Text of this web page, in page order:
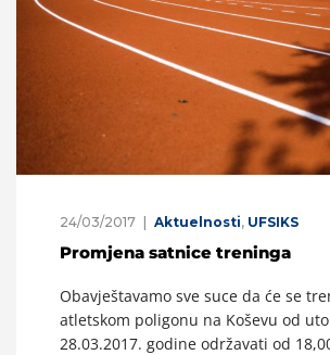
24/03/2017 Aktuelnosti, UFSIKS
Promjena satnice treninga
Obavještavamo sve suce da će se
atletskom poligonu na Koševu od
28.03.2017. godine održavati od